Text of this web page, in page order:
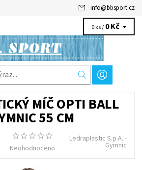
info@bbsport.cz
0 ks / 0 Kč
MÍČ OPTI BALL
55 CM
Neohodnoceno
Ledraplastic S.p.A. -
Gymnic